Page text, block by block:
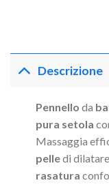
Descrizione
Pennello da
pura setola
Massaggia
pelledi
rasatura